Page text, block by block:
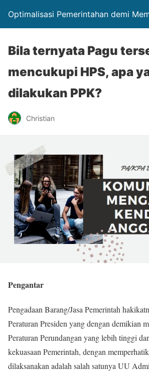
Optimalisasi Pemerintahan demi
Bila ternyata Pagu
mencukupi HPS, apa
dilakukan PPK?
Christian
Pengantar
Pengadaan Barang/Jasa Pemerintah
Peraturan Presiden yang dengan demikian
Peraturan Perundangan yang lebih tinggi
kekuasaan Pemerintah, dengan
dilaksanakan adalah salah satunya UU